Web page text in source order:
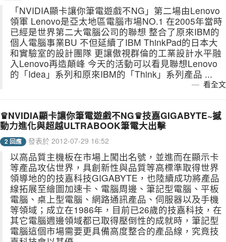
「NVIDIA顯卡讓你筆電遊戲不NG」第二場由Lenovo
領軍 Lenovo是亞太地區電腦市場NO.1 在2005年當時
已經是世界第二大電腦公司的聯想 整合了原來IBM的
個人電腦事業BU 不但延續了IBM ThinkPad的日本大
和實驗室的設計團隊 更讓傲視群倫的工業設計水平融
入Lenovo再造顛峰 今天的活動可以看見聯想Lenovo
的「Idea」系列和原來IBM的「Think」系列產品 ...
看全文
♛NVIDIA顯卡讓你筆電遊戲不NG♛技嘉GIGABYTE~撼
動力進化與超越ULTRABOOK筆電大出擊
2 回應 發表於 2012-07-29 16:52
以高品質主機板在市場上闖出名號，並進而在顯示卡
等產品攻佔世界，具創新性與品質等高標準取得世界
領導地的的技嘉科技GIGABYTE，也陸續成功將產品
線拓展至繪圖加速卡、電腦周邊、筆記型電腦、平板
電腦、桌上型電腦、網路通訊產品、伺服器以及手機
等領域；成立在1986年，目前已26歲的技嘉科技，在
其它電腦週邊領域都已取得壓倒性的成就時，筆記型
電腦這個市場需要更具備高度整合的產品線，究竟技